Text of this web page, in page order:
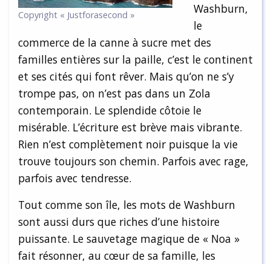
Copyright « Justforasecond »
Washburn,
le
commerce de la canne à sucre met des
familles entières sur la paille, c’est le continent
et ses cités qui font rêver. Mais qu’on ne s’y
trompe pas, on n’est pas dans un Zola
contemporain. Le splendide côtoie le
misérable. L’écriture est brève mais vibrante.
Rien n’est complètement noir puisque la vie
trouve toujours son chemin. Parfois avec rage,
parfois avec tendresse.
Tout comme son île, les mots de Washburn
sont aussi durs que riches d’une histoire
puissante. Le sauvetage magique de « Noa »
fait résonner, au cœur de sa famille, les